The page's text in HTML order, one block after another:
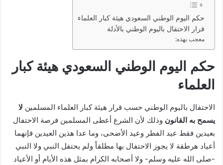
حكم اليوم الوطني السعودي هيئة كبار العلماء
قرار الاحتفال باليوم الوطني بالأدلة
معجب بهذه:
حكم اليوم الوطني السعودي هيئة كبار
العلماء
الاحتفال باليوم الوطني حسب قرار هيئة كبار العلماء المسلمين لا
يسمح به القانون وذلك لأن الشرع أعطى المسلمين فرصة الاحتفال
بعيدين فقط عيد الفطر وعيد الأضحى، وما عدا هذين العيدين فإنهما
أعياد هرطقة لا يجوز الاحتفال بها مطلقاً ولم يحتفل النبي ولا النبي
-صلى الله عليه وسلم- ولا أصحابه الكرام بمثل هذه الأيام أو الأعياد